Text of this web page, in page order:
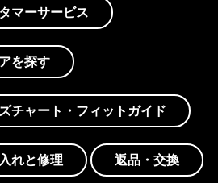
マーサービス
を探す
チャート・フィットガイド
れと修理 返品・交換